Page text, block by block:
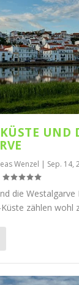
UND
Wenzel | Sep. 14,
die Westalgarve
zählen wohl